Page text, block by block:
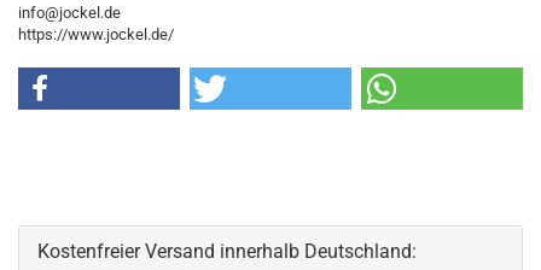
info@jockel.de
https://www.jockel.de/
Kostenfreier Versand innerhalb Deutschland: